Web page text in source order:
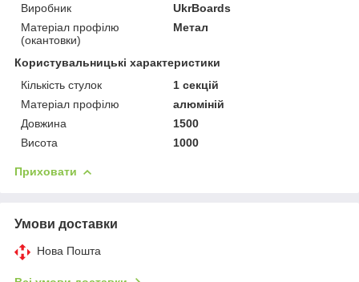
Виробник
UkrBoards
Матеріал профілю
(окантовки)
Метал
Користувальницькі характеристики
Кількість стулок
1 секцій
Матеріал профілю
алюміній
Довжина
1500
Висота
1000
Приховати
Умови доставки
Нова Пошта